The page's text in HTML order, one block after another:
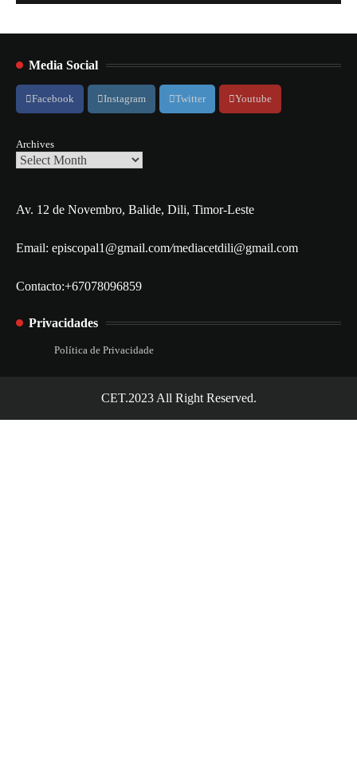
Media Social
Facebook Instagram Twitter Youtube
Archives
Av. 12 de Novembro, Balide, Dili, Timor-Leste
Email: episcopal1@gmail.com/mediacetdili@gmail.com
Contacto:+67078096859
Privacidades
Política de Privacidade
CET.2023 All Right Reserved.